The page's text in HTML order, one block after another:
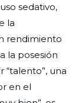
sedativo,
la
rendimiento
la posesión
“talento”, una
en el